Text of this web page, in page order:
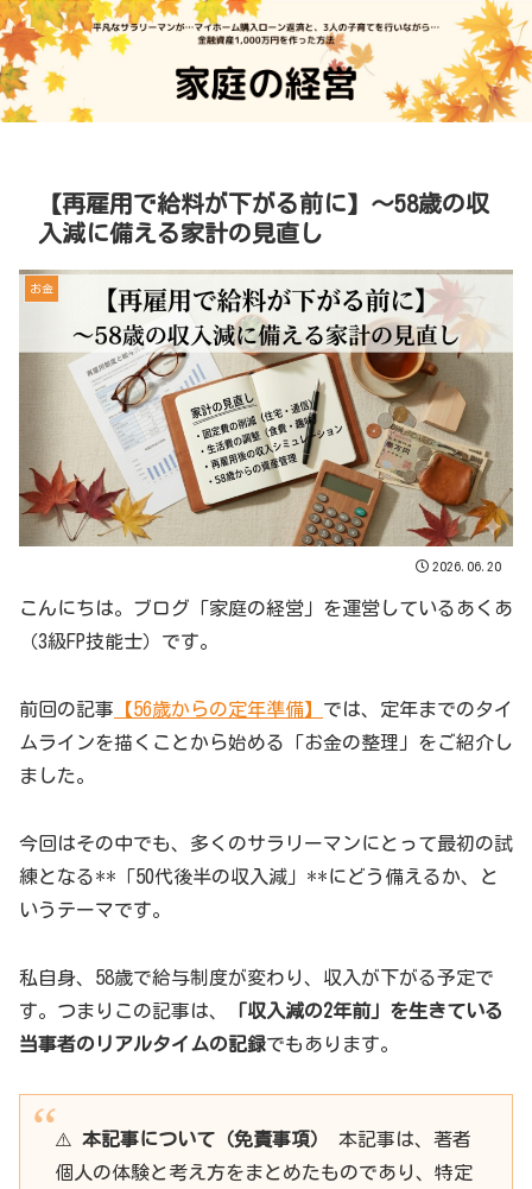
【再雇用で給料が下がる前に】～58歳の収
入減に備える家計の見直し
お金
2026.06.20
こんにちは。ブログ「家庭の経営」を運営しているあくあ
（3級FP技能士）です。
前回の記事 【56歳からの定年準備】 では、定年までのタイ
ムラインを描くことから始める「お金の整理」をご紹介し
ました。
今回はその中でも、多くのサラリーマンにとって最初の試
練となる**「50代後半の収入減」**にどう備えるか、と
いうテーマです。
私自身、58歳で給与制度が変わり、収入が下がる予定で
す。つまりこの記事は、
「収入減の2年前」を生きている
当事者のリアルタイムの記録でもあります。
⚠️ 本記事について（免責事項）
本記事は、著者
個人の体験と考え方をまとめたものであり、特定